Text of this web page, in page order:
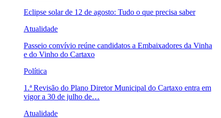
Eclipse solar de 12 de agosto: Tudo o que precisa saber
Atualidade
Passeio convívio reúne candidatos a Embaixadores da Vinha
e do Vinho do Cartaxo
Política
1.ª Revisão do Plano Diretor Municipal do Cartaxo entra em
vigor a 30 de julho de…
Atualidade